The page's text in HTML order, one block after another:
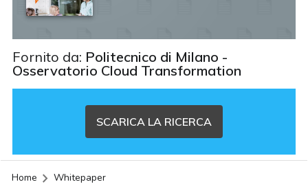
Fornito da: Politecnico di Milano -
Osservatorio Cloud Transformation
SCARICA LA RICERCA
Home Whitepaper